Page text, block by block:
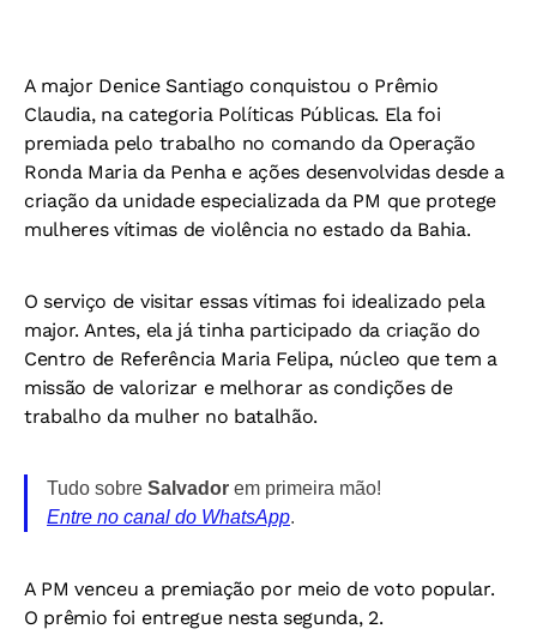
A major Denice Santiago conquistou o Prêmio
Claudia, na categoria Políticas Públicas. Ela foi
premiada pelo trabalho no comando da Operação
Ronda Maria da Penha e ações desenvolvidas desde a
criação da unidade especializada da PM que protege
mulheres vítimas de violência no estado da Bahia.
O serviço de visitar essas vítimas foi idealizado pela
major. Antes, ela já tinha participado da criação do
Centro de Referência Maria Felipa, núcleo que tem a
missão de valorizar e melhorar as condições de
trabalho da mulher no batalhão.
Tudo sobre Salvador em primeira mão!
Entre no canal do WhatsApp.
A PM venceu a premiação por meio de voto popular.
O prêmio foi entregue nesta segunda, 2.